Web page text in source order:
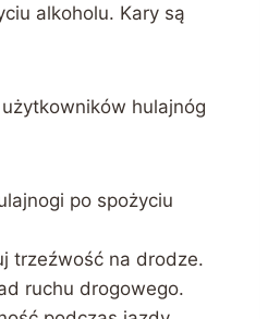
alkoholu. Kary są
hulajnóg
po spożyciu
trzeźwość na drodze.
ruchu drogowego.